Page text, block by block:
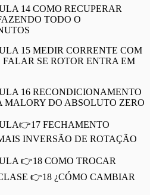
14 COMO RECUPERAR
TODO O
15 MEDIR CORRENTE COM
SE ROTOR ENTRA EM
16 RECONDICIONAMENTO
DO ABSOLUTO ZERO
FECHAMENTO
INVERSÃO DE ROTAÇÃO
👉18 COMO TROCAR
👉18 ¿CÓMO CAMBIAR